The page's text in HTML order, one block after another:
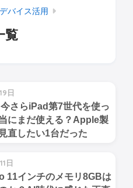
バイス活用
覧
日
今さらiPad第7世代を使っ
にまだ使える？Apple製
直したい1台だった
日
11インチのメモリ8GBは